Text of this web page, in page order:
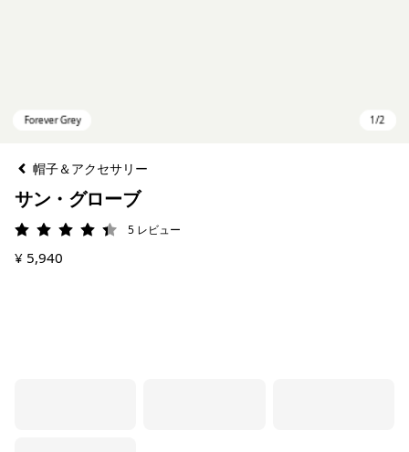
帽子＆アクセサリー
サン・グローブ
評価: 4.4 / 5
5 レビュー
¥ 5,940